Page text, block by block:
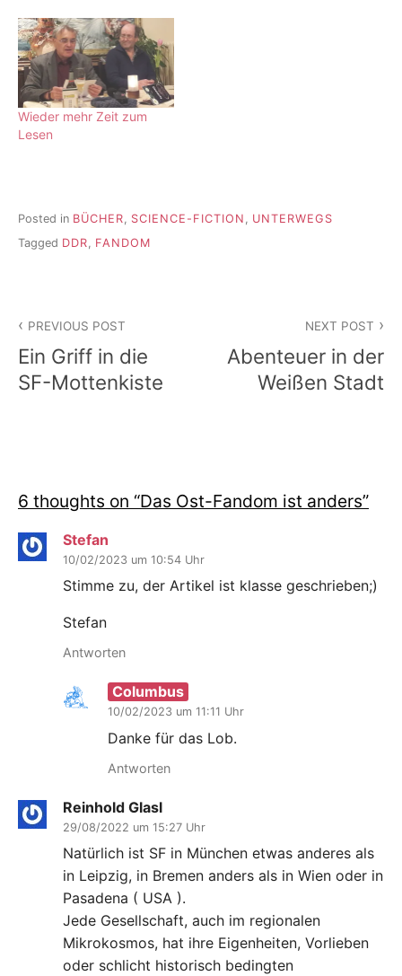
Wieder mehr Zeit zum
Lesen
Posted in BÜCHER, SCIENCE-FICTION , UNTERWEGS
Tagged DDR FANDOM
PREVIOUS POST
Ein Griff in die
SF-Mottenkiste
NEXT POST
Abenteuer in der
Weißen Stadt
6 thoughts on “Das Ost-Fandom ist anders”
Stefan
10/02/2023 um 10:54 Uhr
Stimme zu, der Artikel ist klasse geschrieben;)
Stefan
Antworten
Columbus
10/02/2023 um 11:11 Uhr
Danke für das Lob.
Antworten
Reinhold Glasl
29/08/2022 um 15:27 Uhr
Natürlich ist SF in München etwas anderes als
in Leipzig, in Bremen anders als in Wien oder in
Pasadena ( USA ).
Jede Gesellschaft, auch im regionalen
Mikrokosmos, hat ihre Eigenheiten, Vorlieben
oder schlicht historisch bedingten